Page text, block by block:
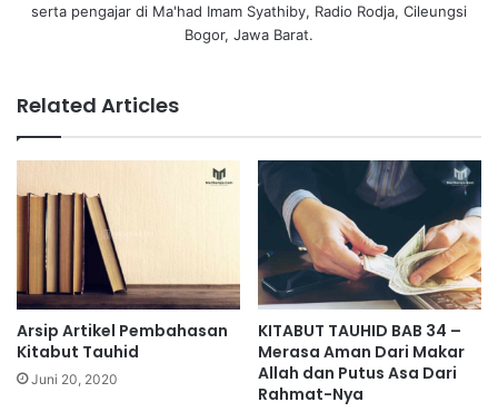
serta pengajar di Ma'had Imam Syathiby, Radio Rodja, Cileungsi
Bogor, Jawa Barat.
Related Articles
Arsip Artikel Pembahasan
Kitabut Tauhid
Juni 20, 2020
KITABUT TAUHID BAB 34 –
Merasa Aman Dari Makar
Allah dan Putus Asa Dari
Rahmat-Nya